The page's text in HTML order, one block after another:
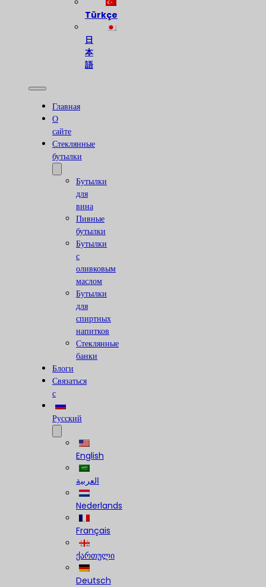
Türkçe
日
本
語
Главная
О
сайте
Стеклянные
бутылки
Бутылки
для
вина
Пивные
бутылки
Бутылки
с
оливковым
маслом
Бутылки
для
спиртных
напитков
Стеклянные
банки
Блоги
Связаться
с
Русский
English
العربية
Nederlands
Français
ქართული
Deutsch